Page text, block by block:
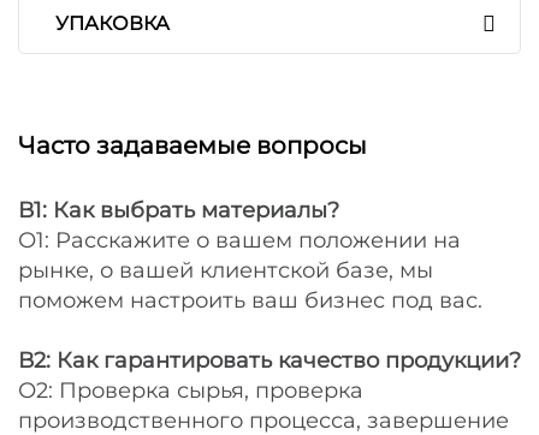
УПАКОВКА
Часто задаваемые вопросы
В1: Как выбрать материалы?
О1: Расскажите о вашем положении на
рынке, о вашей клиентской базе, мы
поможем настроить ваш бизнес под вас.
В2: Как гарантировать качество продукции?
О2: Проверка сырья, проверка
производственного процесса, завершение